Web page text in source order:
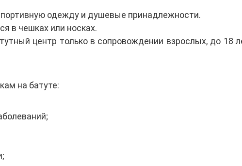
одежду и душевые принадлежности.
в чешках или носках.
центр только в сопровождении взрослых, до 18
на батуте: